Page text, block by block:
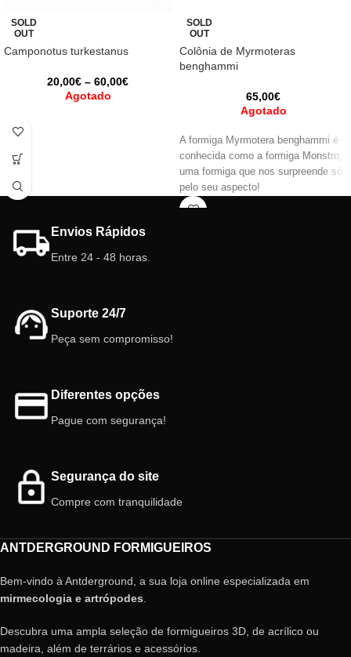
SOLD
OUT
Camponotus turkestanus
20,00€ – 60,00€
Agotado
SOLD
OUT
Colônia de Myrmoteras
benghammi
65,00€
Agotado
A formiga Myrmotera benghammi é
conhecida como a formiga Monstro,
uma formiga que nos surpreende só
pelo seu aspecto!
Envios Rápidos
Entre 24 - 48 horas.
Suporte 24/7
Peça sem compromisso!
Diferentes opções
Pague com segurança!
Segurança do site
Compre com tranquilidade
ANTDERGROUND FORMIGUEIROS
Bem-vindo à Antderground, a sua loja online especializada em
mirmecologia e artrópodes
Descubra uma ampla seleção de formigueiros 3D, de acrílico ou
madeira, além de terrários e acessórios.